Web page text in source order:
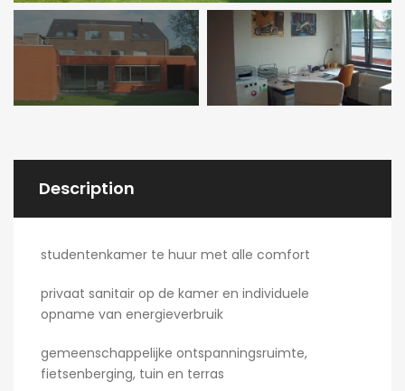
Description
studentenkamer te huur met alle comfort
privaat sanitair op de kamer en individuele
opname van energieverbruik
gemeenschappelijke ontspanningsruimte,
fietsenberging, tuin en terras